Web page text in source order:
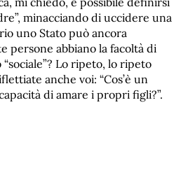
minacciando di uccidere una
uno Stato può ancora
persone abbiano la facoltà di
Lo ripeto, lo ripeto
anche voi: “Cos’è un
di amare i propri figli?”.